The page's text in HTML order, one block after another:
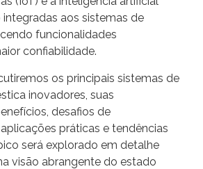
integradas aos sistemas de
funcionalidades
confiabilidade.
os principais sistemas de
inovadores, suas
desafios de
práticas e tendências
será explorado em detalhe
visão abrangente do estado